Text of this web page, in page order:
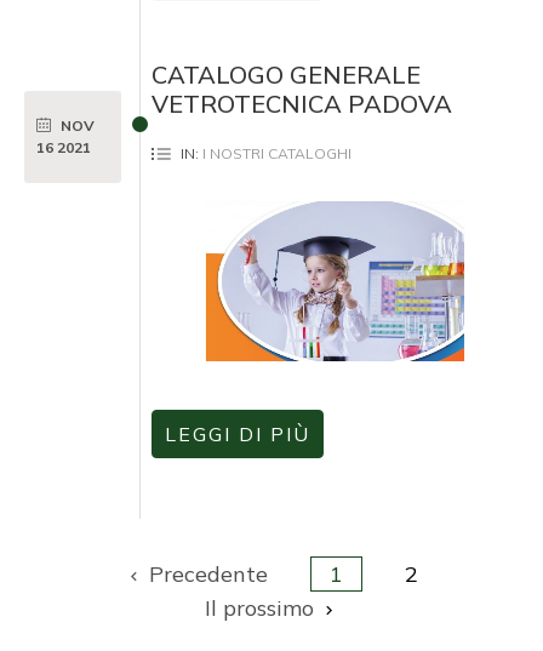
CATALOGO GENERALE
VETROTECNICA PADOVA
IN: I NOSTRI CATALOGHI
NOV
16 2021
LEGGI DI PIÙ
 Precedente 1
2
Il prossimo
